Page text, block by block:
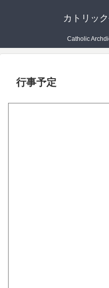
カトリッ
Catholic
行事予定